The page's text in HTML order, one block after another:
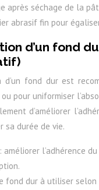
après séchage de la
abrasif fin pour
d’un fond
d’un fond dur est
pour uniformiser
d’améliorer
sa durée de vie.
l’adhérence
fond dur à utiliser